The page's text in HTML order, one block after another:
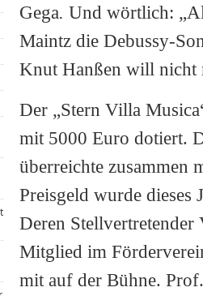
Gega. Und wörtlich:
Maintz die Debussy-
Knut Hanßen will nicht
Der „Stern Villa
mit 5000 Euro dotiert.
überreichte zusammen
Preisgeld wurde dieses
Deren Stellvertretender
Mitglied im
mit auf der Bühne.